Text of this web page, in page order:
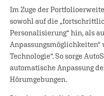
Im Zuge der
sowohl auf die
Personalisierung“ hin, als
Technologie“. So sorge
automatische Anpassung
Hörumgebungen.